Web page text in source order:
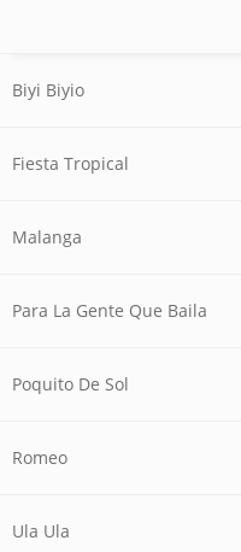
Biyi Biyio
Fiesta Tropical
Malanga
Para La Gente Que Baila
Poquito De Sol
Romeo
Ula Ula